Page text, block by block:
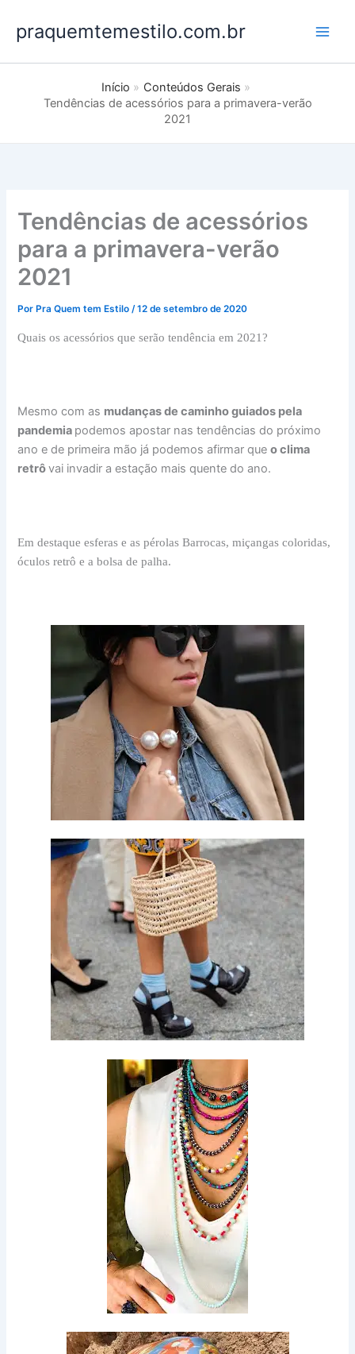
para
conteúdo
praquemtemestilo.com.br
Início
Conteúdos Gerais
Tendências de acessórios para a primavera-verão
2021
Tendências de acessórios
para a primavera-verão
2021
Por Pra Quem tem Estilo/12 de setembro de 2020
Quais os acessórios que serão tendência em 2021?
Mesmo com as mudanças de caminho guiados pela
pandemia podemos apostar nas tendências do próximo
ano e de primeira mão já podemos afirmar queo clima
retrôvai invadir a estação mais quente do ano.
Em destaque esferas e as pérolas Barrocas, miçangas coloridas,
óculos retrô e a bolsa de palha.